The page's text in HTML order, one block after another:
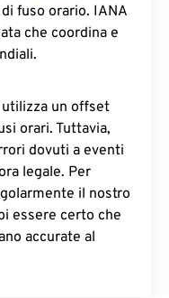
fuso orario. IANA
che coordina e
un offset
orari. Tuttavia,
dovuti a eventi
legale. Per
il nostro
essere certo che
accurate al